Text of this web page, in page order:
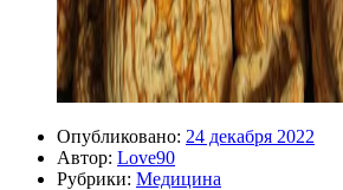
Опубликовано: 24 декабря 2022
Автор: Love90
Рубрики: Медицина